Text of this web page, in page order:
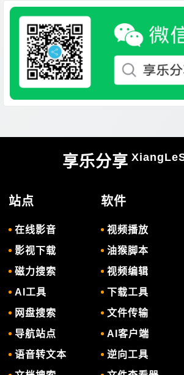
享乐分享
站点
在线影音
影视下载
磁力搜索
AI工具
网盘搜索
导航站点
语音转文本
软件
视频播放
油猴脚本
视频编辑
下载工具
文件传输
AI客户端
逆向工具